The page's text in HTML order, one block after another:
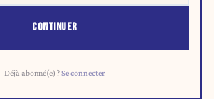
CONTINUER
Déjà abonné(e) ?Se connecter